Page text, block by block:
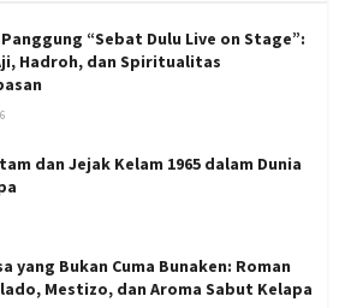
“Sebat Dulu Live on Stage”:
Hadroh, dan Spiritualitas
dan Jejak Kelam 1965 dalam Dunia
yang Bukan Cuma Bunaken: Roman
Mestizo, dan Aroma Sabut Kelapa